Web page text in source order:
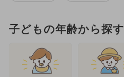
子どもの年齢から探す